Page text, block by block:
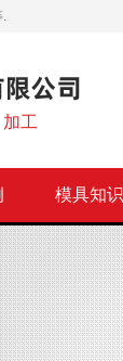
.
工
模具知识